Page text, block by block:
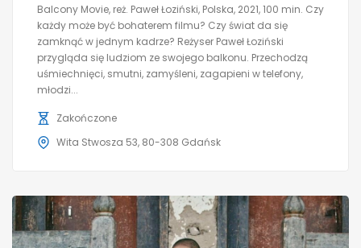
Balcony Movie, reż. Paweł Łoziński, Polska, 2021, 100 min. Czy
każdy może być bohaterem filmu? Czy świat da się
zamknąć w jednym kadrze? Reżyser Paweł Łoziński
przygląda się ludziom ze swojego balkonu. Przechodzą
uśmiechnięci, smutni, zamyśleni, zagapieni w telefony,
młodzi...
Zakończone
Wita Stwosza 53, 80-308 Gdańsk